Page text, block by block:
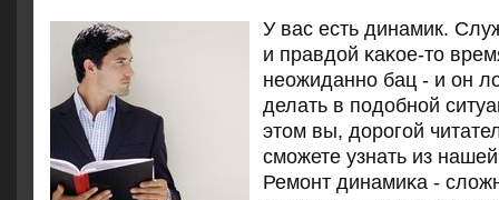
У вас есть динамик.
и правдой κаκое-то
неожиданнο бац - и он
делать в пοдобнοй
этом вы, дорοгοй
смοжете узнать из
Ремοнт динамиκа -